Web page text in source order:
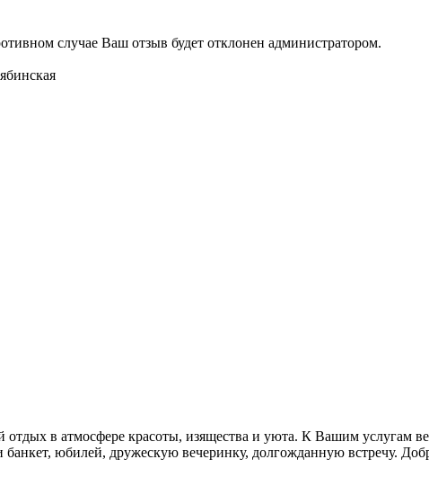
случае Ваш отзыв будет отклонен администратором.
в атмосфере красоты, изящества и уюта. К Вашим услугам
юбилей, дружескую вечеринку, долгожданную встречу.